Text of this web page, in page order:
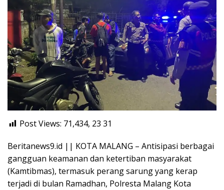
Post Views: 71,434, 23 31
Beritanews9.id || KOTA MALANG – Antisipasi berbagai
gangguan keamanan dan ketertiban masyarakat
(Kamtibmas), termasuk perang sarung yang kerap
terjadi di bulan Ramadhan, Polresta Malang Kota